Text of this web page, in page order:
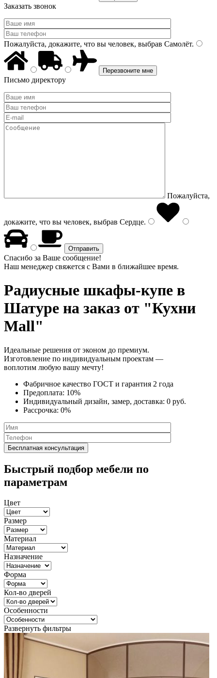
Заказать звонок
Пожалуйста, докажите, что вы человек, выбрав Самолёт.
Письмо директору
Пожалуйста,
докажите, что вы человек, выбрав Сердце.
Спасибо за Ваше сообщение!
Наш менеджер свяжется с Вами в ближайшее время.
Радиусные шкафы-купе в
Шатуре на заказ от "Кухни
Mall"
Идеальные решения от эконом до премиум.
Изготовление по индивидуальным проектам —
воплотим любую вашу мечту!
Фабричное качество ГОСТ и гарантия 2 года
Предоплата: 10%
Индивидуальный дизайн, замер, доставка: 0 руб.
Рассрочка: 0%
Быстрый подбор мебели по
параметрам
Цвет
Размер
Материал
Назначение
Форма
Кол-во дверей
Особенности
Развернуть фильтры